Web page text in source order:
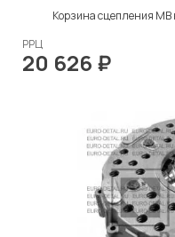
Корзина сцепления
РРЦ
20 626 ₽